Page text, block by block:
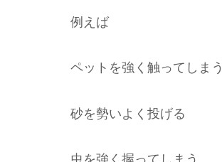
例えば
ペットを強く触ってしまう
砂を勢いよく投げる